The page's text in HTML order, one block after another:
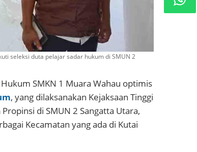
seleksi duta pelajar sadar hukum di SMUN 2
SMKN 1 Muara Wahau optimis
, yang dilaksanakan Kejaksaan Tinggi
di SMUN 2 Sangatta Utara,
Kecamatan yang ada di Kutai